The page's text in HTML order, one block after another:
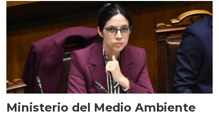
Ministerio del Medio Ambiente